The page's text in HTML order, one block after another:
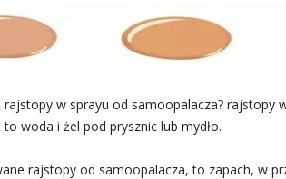
w sprayu od samoopalacza?
woda i żel pod prysznic lub mydło.
rajstopy od samoopalacza, to zapach, w